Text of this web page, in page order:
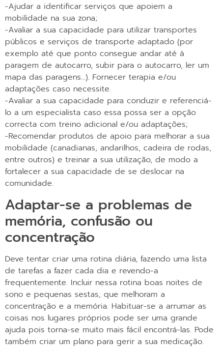
-Ajudar a identificar serviços que apoiem a
mobilidade na sua zona;
-Avaliar a sua capacidade para utilizar transportes
públicos e serviços de transporte adaptado (por
exemplo até que ponto consegue andar até à
paragem de autocarro, subir para o autocarro, ler um
mapa das paragens…). Fornecer terapia e/ou
adaptações caso necessite.
-Avaliar a sua capacidade para conduzir e referenciá-
lo a um especialista caso essa possa ser a opção
correcta com treino adicional e/ou adaptações;
-Recomendar produtos de apoio para melhorar a sua
mobilidade (canadianas, andarilhos, cadeira de rodas,
entre outros) e treinar a sua utilização, de modo a
fortalecer a sua capacidade de se deslocar na
comunidade.
Adaptar-se a problemas de
memória, confusão ou
concentração
Deve tentar criar uma rotina diária, fazendo uma lista
de tarefas a fazer cada dia e revendo-a
frequentemente. Incluir nessa rotina boas noites de
sono e pequenas sestas, que melhoram a
concentração e a memória. Habituar-se a arrumar as
coisas nos lugares próprios pode ser uma grande
ajuda pois torna-se muito mais fácil encontrá-las. Pode
também criar um plano para gerir a sua medicação.